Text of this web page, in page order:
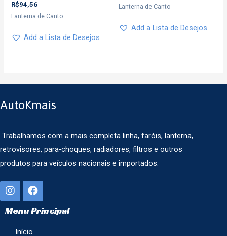
R$94,56
Lanterna de Canto
Add a Lista de Desejos
Lanterna de Canto
Add a Lista de Desejos
AutoKmais
Trabalhamos com a mais completa linha, faróis, lanterna,
retrovisores, para-choques, radiadores, filtros e outros
produtos para veículos nacionais e importados.
Menu Principal
Início